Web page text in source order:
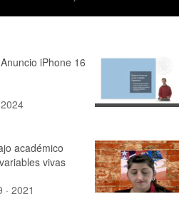
16
Factores
los
Ergonomía
13:18 ·
Práctica 8
0:11 · 2015